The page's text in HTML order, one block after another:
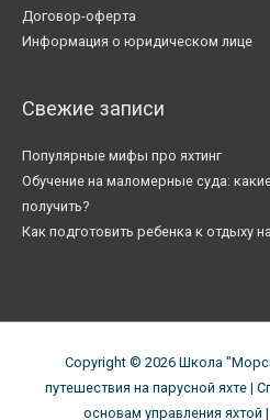
Договор-оферта
Информация о юридическом лице
Свежие записи
Популярные мифы про яхтинг
Обучение на маломерные суда:
получить?
Как подготовить ребенка к отдыху
Copyright © 2026 Школа
путешествия на парусной яхте |
основам управления яхтой